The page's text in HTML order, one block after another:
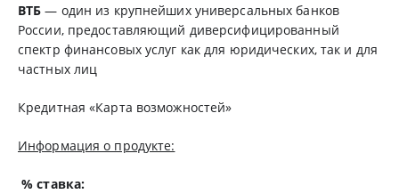
ВТБ— один из крупнейших универсальных банков
России, предоставляющий диверсифицированный
спектр финансовых услуг как для юридических, так и для
частных лиц
Кредитная «Карта возможностей»
Информация о продукте:
% ставка: